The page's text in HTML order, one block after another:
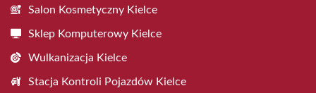
Salon Kosmetyczny Kielce
Sklep Komputerowy Kielce
Wulkanizacja Kielce
Stacja Kontroli Pojazdów Kielce